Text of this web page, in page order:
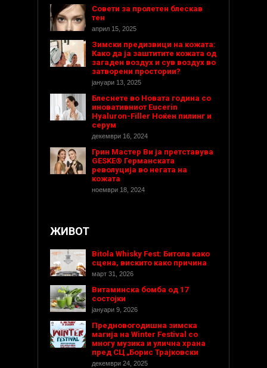
Совети за пролетен блескав
тен
април 15, 2025
Зимски предизвици на кожата:
Како да ја заштитите кожата од
загаден воздух и сув воздух во
затворени простории?
јануари 13, 2025
Блеснете во Новата година со
иновативниот Eucerin
Hyaluron-Filler Ноќен пилинг и
серум
декември 16, 2024
Грин Мастер Ви ја претставува
GESKE® Германската
револуција во негата на
кожата
ноември 18, 2024
ЖИВОТ
Bitola Whisky Fest: Битола како
сцена, вискито како причина
март 31, 2026
Витаминска бомба од 17
состојки
јануари 9, 2026
Предновогодишнa зимска
магија на Winter Festival со
многу музика и улична храна
пред СЦ „Борис Трајковски
декември 24, 2025